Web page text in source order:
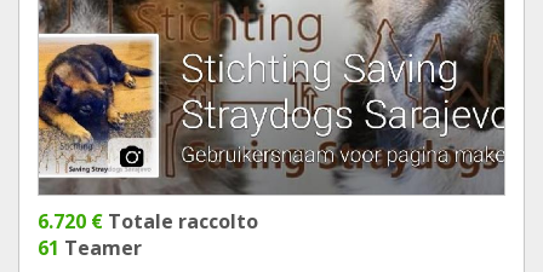
6.720 € Totale raccolto
61 Teamer